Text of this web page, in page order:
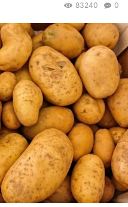
0
83240